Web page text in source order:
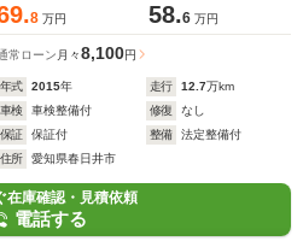
8 万円 58.6 万円
常ローン 月々8,100円
年式 2015年 走行 12.7万km
車検
車検整備付 修復
なし
保証
保証付 整備
法定整備付
住所
愛知県春日井市
在庫確認・見積依頼
電話する